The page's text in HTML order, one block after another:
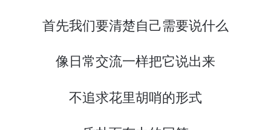
首先我们要清楚自己需要说什么
像日常交流一样把它说出来
不追求花里胡哨的形式